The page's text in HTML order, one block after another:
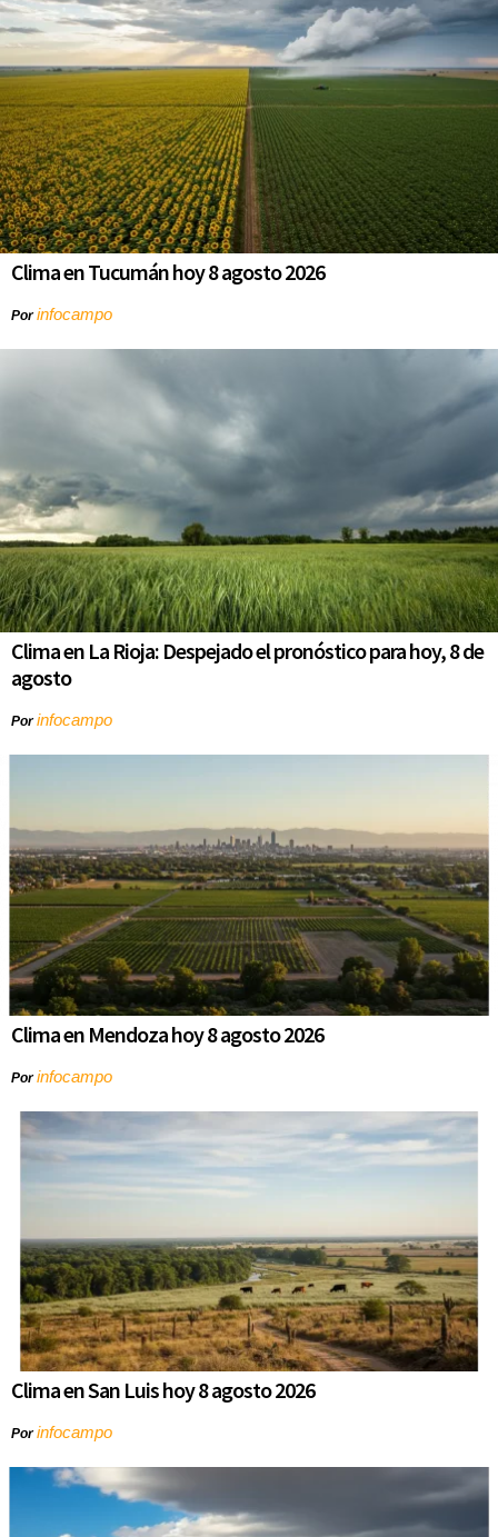
Clima en Tucumán hoy 8 agosto 2026
Porinfocampo
Clima en La Rioja: Despejado el pronóstico para hoy, 8 de
agosto
Porinfocampo
Clima en Mendoza hoy 8 agosto 2026
Porinfocampo
Clima en San Luis hoy 8 agosto 2026
Porinfocampo